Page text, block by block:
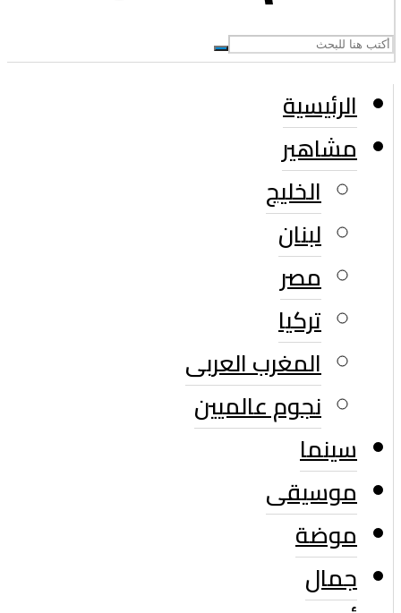
الرئيسية
مشاهير
الخليج
لبنان
مصر
تركيا
المغرب العربى
نجوم عالميين
سينما
موسيقى
موضة
جمال